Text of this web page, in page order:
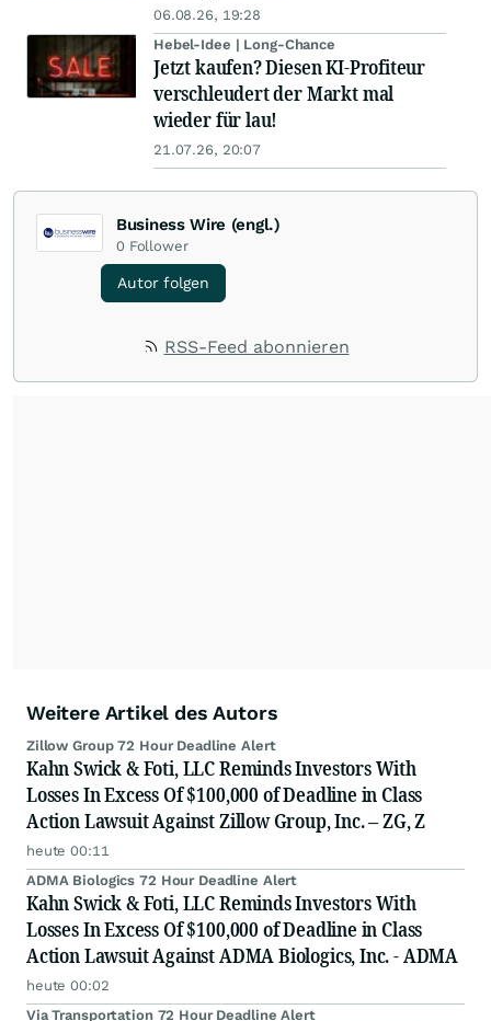
06.08.26, 19:28
Hebel-Idee | Long-Chance
Jetzt kaufen? Diesen KI-Profiteur
verschleudert der Markt mal
wieder für lau!
21.07.26, 20:07
Business Wire (engl.)
0 Follower
Autor folgen
RSS-Feed abonnieren
Weitere Artikel des Autors
Zillow Group 72 Hour Deadline Alert
Kahn Swick & Foti, LLC Reminds Investors With
Losses In Excess Of $100,000 of Deadline in Class
Action Lawsuit Against Zillow Group, Inc. – ZG, Z
heute 00:11
ADMA Biologics 72 Hour Deadline Alert
Kahn Swick & Foti, LLC Reminds Investors With
Losses In Excess Of $100,000 of Deadline in Class
Action Lawsuit Against ADMA Biologics, Inc. - ADMA
heute 00:02
Via Transportation 72 Hour Deadline Alert